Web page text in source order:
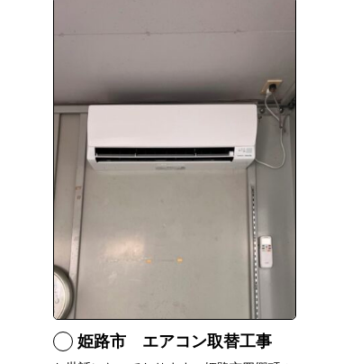
姫路市 エアコン取替工事